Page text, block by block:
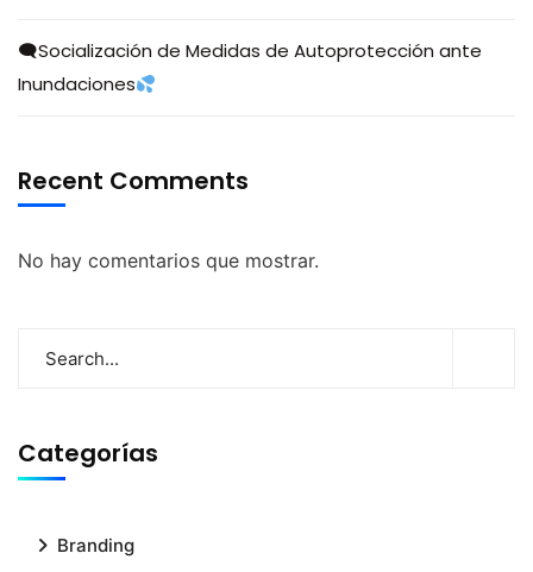
🗨Socialización de Medidas de Autoprotección ante
Inundaciones
Recent Comments
No hay comentarios que mostrar.
Categorías
Branding